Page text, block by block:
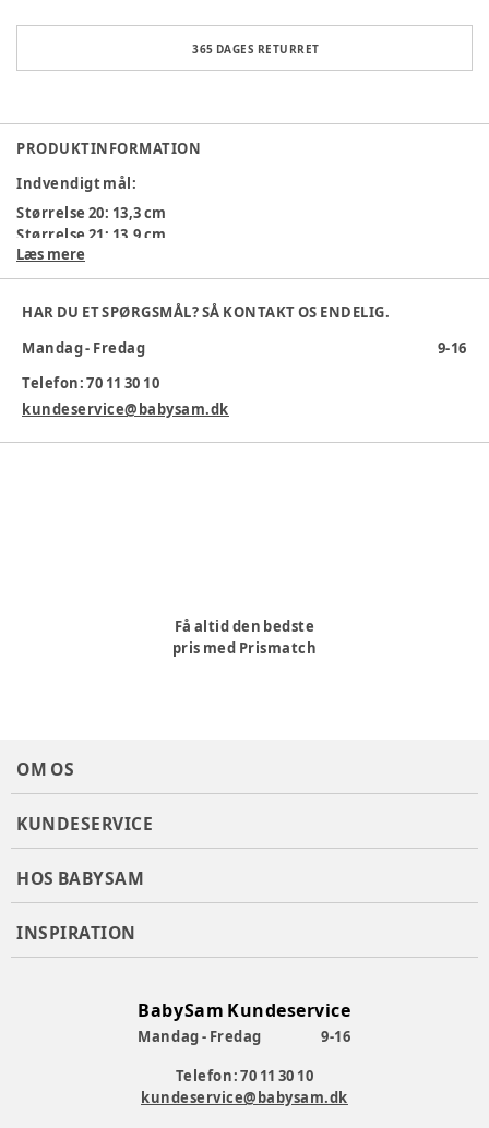
365 DAGES RETURRET
PRODUKTINFORMATION
Indvendigt mål:
Størrelse 20: 13,3 cm
Størrelse 21: 13,9 cm
Materialesammensætning :Læder, skindfoer, rågummisål
Danmark, webshop@angulus.dk, www.angulus.dk
Produktionsland :Portugal
Varenummer:374100
Læs mere
HAR DU ET SPØRGSMÅL? SÅ KONTAKT OS ENDELIG.
Mandag - Fredag
9-16
Telefon: 70 11 30 10
kundeservice@babysam.dk
Få altid den bedste
pris med Prismatch
OM OS
KUNDESERVICE
HOS BABYSAM
INSPIRATION
BabySam Kundeservice
Mandag - Fredag
9-16
Telefon: 70 11 30 10
kundeservice@babysam.dk